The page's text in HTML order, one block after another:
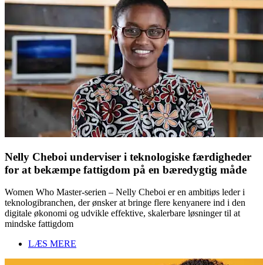
Nelly Cheboi underviser i teknologiske færdigheder
for at bekæmpe fattigdom på en bæredygtig måde
Women Who Master-serien – Nelly Cheboi er en ambitiøs leder i
teknologibranchen, der ønsker at bringe flere kenyanere ind i den
digitale økonomi og udvikle effektive, skalerbare løsninger til at
mindske fattigdom
LÆS MERE